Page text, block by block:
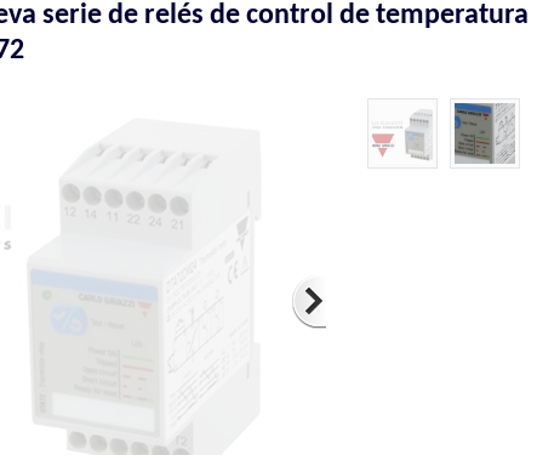
serie de relés de control de temperatura